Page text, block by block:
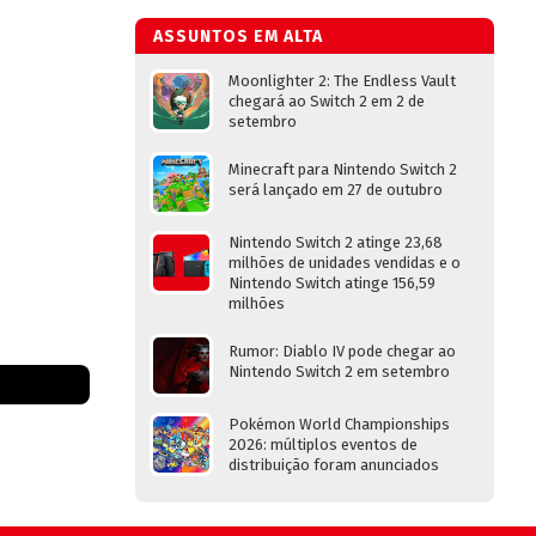
ASSUNTOS EM ALTA
Moonlighter 2: The Endless Vault
chegará ao Switch 2 em 2 de
setembro
Minecraft para Nintendo Switch 2
será lançado em 27 de outubro
Nintendo Switch 2 atinge 23,68
milhões de unidades vendidas e o
Nintendo Switch atinge 156,59
milhões
Rumor: Diablo IV pode chegar ao
Nintendo Switch 2 em setembro
Pokémon World Championships
2026: múltiplos eventos de
distribuição foram anunciados